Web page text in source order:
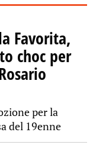
Favorita,
choc per
per la
del 19enne